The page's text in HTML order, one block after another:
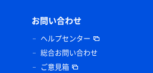
お問い合わせ
ヘルプセンター
総合お問い合わせ
ご意見箱